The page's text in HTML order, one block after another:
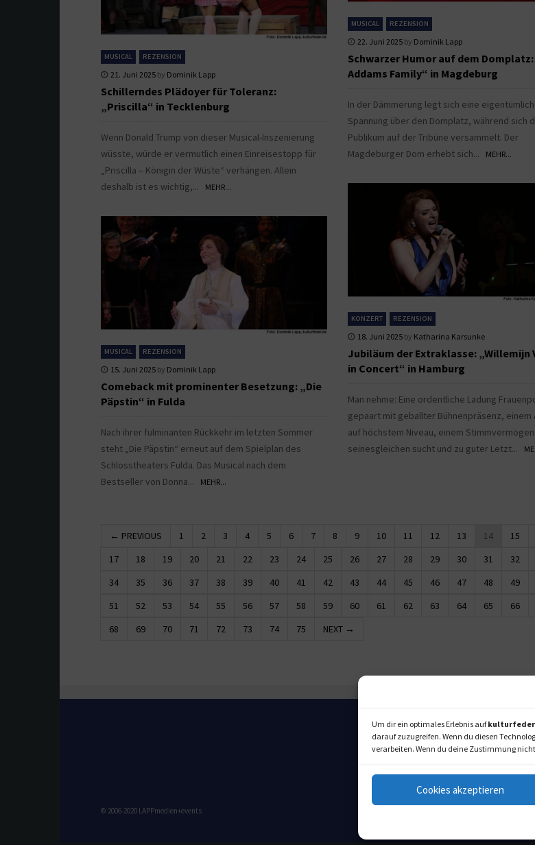
Um dir ein optimales Erlebnis auf
darauf zuzugreifen. Wenn du diesen
verarbeiten. Wenn du deine Zustimmung
Cookies akzeptieren
MUSICAL REZENSION
22. Juni 2025 by Dominik Lapp
Schwarzer Humor auf dem Domplatz:
Addams Family“ in Magdeburg
In der Dämmerung legt sich eine
Spannung über den Domplatz, während sich
Publikum auf der Tribüne versammelt. Der
Magdeburger Dom erhebt sich...
MEHR...
MUSICAL REZENSION
21. Juni 2025 by Dominik Lapp
Schillerndes Plädoyer für Toleranz:
„Priscilla“ in Tecklenburg
Wenn Donald Trump von dieser Musical-Inszenierung
wüsste, würde er vermutlich einen Einreisestopp für
„Priscilla – Königin der Wüste“ verhängen. Allein
deshalb ist es wichtig,...
MEHR...
KONZERT REZENSION
18. Juni 2025 by Katharina Karsunke
Jubiläum der Extraklasse: „Willemijn
in Concert“ in Hamburg
Man nehme: Eine ordentliche Ladung
gepaart mit geballter Bühnenpräsenz, einem
auf höchstem Niveau, einem
seinesgleichen sucht und zu guter Letzt...
MUSICAL REZENSION
15. Juni 2025 by Dominik Lapp
Comeback mit prominenter Besetzung: „Die
Päpstin“ in Fulda
Nach ihrer fulminanten Rückkehr im letzten Sommer
steht „Die Päpstin“ erneut auf dem Spielplan des
Schlosstheaters Fulda. Das Musical nach dem
Bestseller von Donna...
MEHR...
← PREVIOUS 1 2 3 4 5 6 7 8 9 10 11 12 13 14 15
17
18 19 20 21 22 23 24 25 26 27 28 29 30 31 32
34
35 36 37 38 39 40 41 42 43 44 45 46 47 48 49
51
52 53 54 55 56 57 58 59 60 61 62 63 64 65 66
68
69 70 71 72 73 74 75 NEXT →
© 2006-2020 LAPPmedien+events